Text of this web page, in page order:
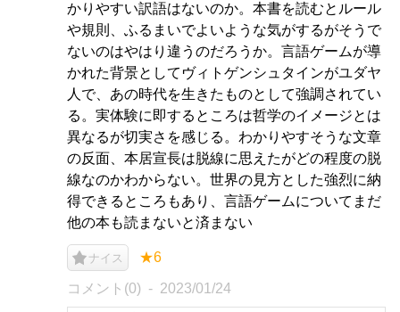
かりやすい訳語はないのか。本書を読むとルール
や規則、ふるまいでよいような気がするがそうで
ないのはやはり違うのだろうか。言語ゲームが導
かれた背景としてヴィトゲンシュタインがユダヤ
人で、あの時代を生きたものとして強調されてい
る。実体験に即するところは哲学のイメージとは
異なるが切実さを感じる。わかりやすそうな文章
の反面、本居宣長は脱線に思えたがどの程度の脱
線なのかわからない。世界の見方とした強烈に納
得できるところもあり、言語ゲームについてまだ
他の本も読まないと済まない
ナイス ★6
コメント(0) 2023/01/24